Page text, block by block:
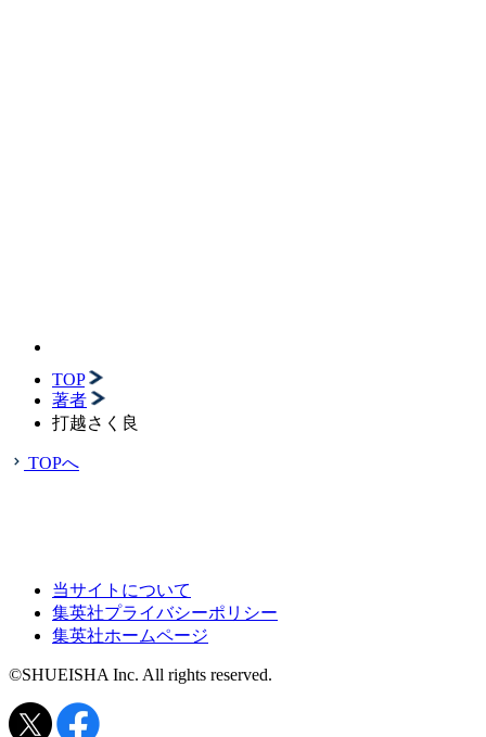
TOP
著者
打越さく良
TOPへ
当サイトについて
集英社プライバシーポリシー
集英社ホームページ
©SHUEISHA Inc. All rights reserved.